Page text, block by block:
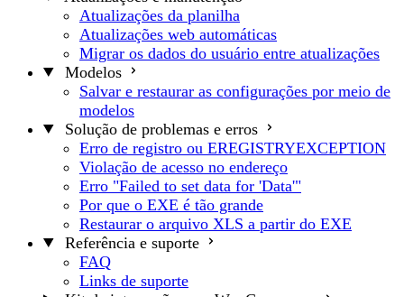
Atualizações da planilha
Atualizações web automáticas
Migrar os dados do usuário entre atualizações
Modelos
Salvar e restaurar as configurações por meio de
modelos
Solução de problemas e erros
Erro de registro ou EREGISTRYEXCEPTION
Violação de acesso no endereço
Erro "Failed to set data for 'Data'"
Por que o EXE é tão grande
Restaurar o arquivo XLS a partir do EXE
Referência e suporte
FAQ
Links de suporte